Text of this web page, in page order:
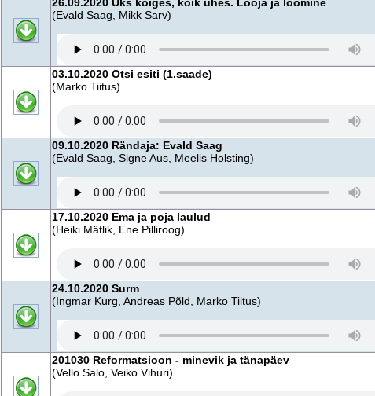
26.09.2020 Üks kõiges, kõik ühes. Looja ja loomine
(Evald Saag, Mikk Sarv)
03.10.2020 Otsi esiti (1.saade)
(Marko Tiitus)
09.10.2020 Rändaja: Evald Saag
(Evald Saag, Signe Aus, Meelis Holsting)
17.10.2020 Ema ja poja laulud
(Heiki Mätlik, Ene Pilliroog)
24.10.2020 Surm
(Ingmar Kurg, Andreas Põld, Marko Tiitus)
201030 Reformatsioon - minevik ja tänapäev
(Vello Salo, Veiko Vihuri)